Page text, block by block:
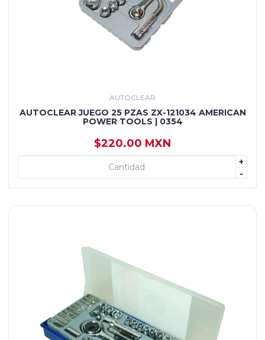
AUTOCLEAR
AUTOCLEAR JUEGO 25 PZAS ZX-121034 AMERICAN
POWER TOOLS | 0354
$220.00 MXN
+
-
+ AGREGAR